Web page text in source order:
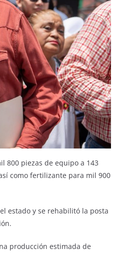
800 piezas de equipo a 143
como fertilizante para mil 900
estado y se rehabilitó la posta
producción estimada de